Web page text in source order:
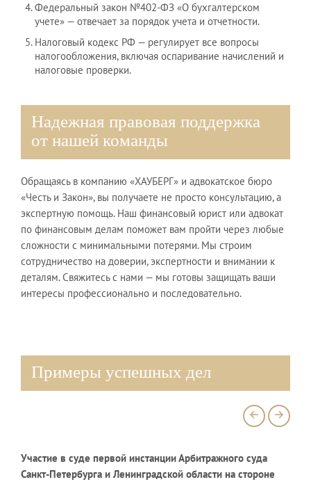
Федеральный закон №402-ФЗ «О бухгалтерском
учете» — отвечает за порядок учета и отчетности.
Налоговый кодекс РФ — регулирует все вопросы
налогообложения, включая оспаривание начислений и
налоговые проверки.
Надежная правовая поддержка
от нашей команды
Обращаясь в компанию «ХАУБЕРГ» и адвокатское бюро
«Честь и Закон», вы получаете не просто консультацию, а
экспертную помощь. Наш финансовый юрист или адвокат
по финансовым делам поможет вам пройти через любые
сложности с минимальными потерями. Мы строим
сотрудничество на доверии, экспертности и внимании к
деталям. Свяжитесь с нами — мы готовы защищать ваши
интересы профессионально и последовательно.
Примеры успешных дел
Участие в суде первой инстанции Арбитражного суда
Санкт-Петербурга и Ленинградской области на стороне